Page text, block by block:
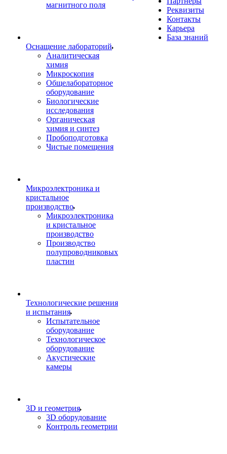
магнитного поля
Оснащение лабораторий
Аналитическая
химия
Микроскопия
Общелабораторное
оборудование
Биологические
исследования
Органическая
химия и синтез
Пробоподготовка
Чистые помещения
Микроэлектроника и
кристальное
производство
Микроэлектроника
и кристальное
производство
Производство
полупроводниковых
пластин
Технологические решения
и испытания
Испытательное
оборудование
Технологическое
оборудование
Акустические
камеры
3D и геометрия
3D оборудование
Контроль геометрии
Реквизиты
Контакты
Карьера
База знаний